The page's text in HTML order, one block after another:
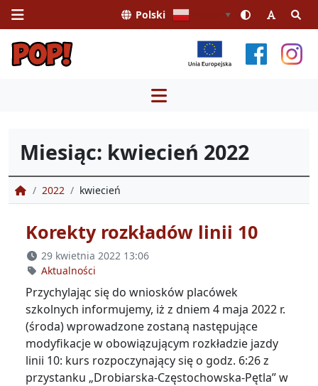
Polski ▼
treści
Miesiąc: kwiecień 2022
Portal Obsługi Pasażera
2022 kwiecień
Korekty rozkładów linii 10
29 kwietnia 2022 13:06
Aktualności
Przychylając się do wniosków placówek
szkolnych informujemy, iż z dniem 4 maja 2022 r.
(środa) wprowadzone zostaną następujące
modyfikacje w obowiązującym rozkładzie jazdy
linii 10: kurs rozpoczynający się o godz. 6:26 z
przystanku „Drobiarska-Częstochowska-Pętla” w